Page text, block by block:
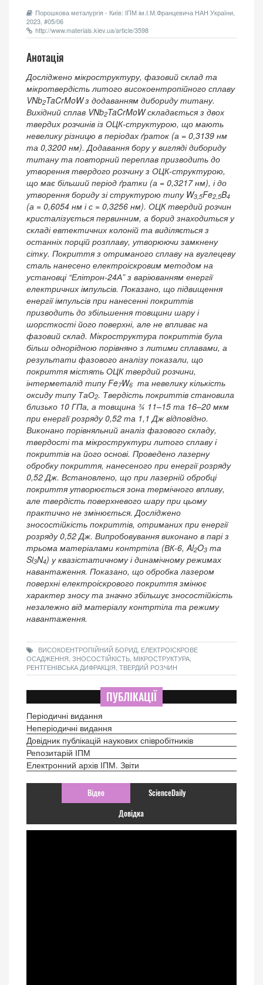
Порошкова металургія - Київ: ІПМ ім.І.М.Францевича НАН України,
2023, #05/06
http://www.materials.kiev.ua/article/3598
Анотація
Досліджено мікроструктуру, фазовий склад та
мікротвердість литого високоентропійного сплаву
VNb2TaCrMoWз додаванням дибориду титану.
Вихідний сплав VNb2TaCrMoW складається з двох
твердих розчинів із ОЦК-структурою, що мають
невелику різницю в періодах ґраток (а = 0,3139 нм
та 0,3200 нм). Додавання бору у вигляді дибориду
титану та повторний переплав призводить до
утворення твердого розчину з ОЦК-структурою,
що має більший період ґратки (а = 0,3217 нм), і до
утворення бориду зі структурою типу W3,5Fe2,5B4
(а = 0,6054 нм і с = 0,3256 нм). ОЦК твердий розчин
кристалізується первинним, а борид знаходиться у
складі евтектичних колоній та виділяється з
останніх порцій розплаву, утворюючи замкнену
сітку. Покриття з отриманого сплаву на вуглецеву
сталь нанесено електроіскровим методом на
установці “Елітрон-24А” з варіюванням енергії
електричних імпульсів. Показано, що підвищення
енергії імпульсів при нанесенні покриттів
призводить до збільшення товщини шару і
шорсткості його поверхні, але не впливає на
фазовий склад. Мікроструктура покриттів була
більш однорідною порівняно з литими сплавами, а
результати фазового аналізу показали, що
покриття містять ОЦК твердий розчини,
інтерметалід типу Fe7W6 та невелику кількість
оксиду типу ТаО2. Твердість покриттів становила
близько 10 ГПа, а товщина ¾ 11–15 та 16–20 мкм
при енергiї розряду 0,52 та 1,1 Дж вiдповiдно.
Виконано порівняльний аналіз фазового складу,
твердості та мікроструктури литого сплаву і
покриттів на його основі. Проведено лазерну
обробку покриття, нанесеного при енергії розряду
0,52 Дж. Встановлено, що при лазерній обробці
покриття утворюється зона термічного впливу,
але твердість поверхневого шару при цьому
практично не змінюється. Досліджено
зносостійкість покриттів, отриманих при енергії
розряду 0,52 Дж. Випробовування виконано в парі з
трьома матеріалами контртіла (ВК-6, Al2O3 та
Si3N4) у квазістатичному і динамічному режимах
навантаження. Показано, що обробка лазером
поверхні електроіскрового покриття змінює
характер зносу та значно збільшує зносостійкість
незалежно від матеріалу контртіла та режиму
навантаження.
ВИСОКОЕНТРОПІЙНИЙ БОРИД, ЕЛЕКТРОІСКРОВЕ
ОСАДЖЕННЯ, ЗНОСОСТІЙКІСТЬ, МІКРОСТРУКТУРА,
РЕНТГЕНІВСЬКА ДИФРАКЦІЯ, ТВЕРДИЙ РОЗЧИН
ПУБЛІКАЦІЇ
Періодичні видання
Неперіодичні видання
Довідник публікацій наукових співробітників
Репозитарій ІПМ
Електронний архів ІПМ. Звіти
Відео ScienceDaily
Довідка